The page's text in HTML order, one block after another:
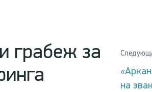
грабеж за
на